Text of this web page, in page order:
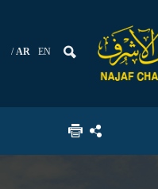
AR EN